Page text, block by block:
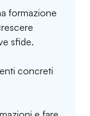
formazione
sfide.
concreti